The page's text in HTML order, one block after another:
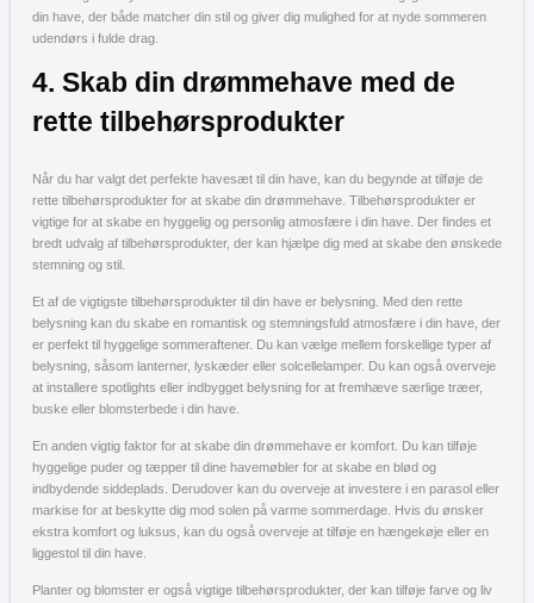
din have, der både matcher din stil og giver dig mulighed for at nyde sommeren
udendørs i fulde drag.
4. Skab din drømmehave med de
rette tilbehørsprodukter
Når du har valgt det perfekte havesæt til din have, kan du begynde at tilføje de
rette tilbehørsprodukter for at skabe din drømmehave. Tilbehørsprodukter er
vigtige for at skabe en hyggelig og personlig atmosfære i din have. Der findes et
bredt udvalg af tilbehørsprodukter, der kan hjælpe dig med at skabe den ønskede
stemning og stil.
Et af de vigtigste tilbehørsprodukter til din have er belysning. Med den rette
belysning kan du skabe en romantisk og stemningsfuld atmosfære i din have, der
er perfekt til hyggelige sommeraftener. Du kan vælge mellem forskellige typer af
belysning, såsom lanterner, lyskæder eller solcellelamper. Du kan også overveje
at installere spotlights eller indbygget belysning for at fremhæve særlige træer,
buske eller blomsterbede i din have.
En anden vigtig faktor for at skabe din drømmehave er komfort. Du kan tilføje
hyggelige puder og tæpper til dine havemøbler for at skabe en blød og
indbydende siddeplads. Derudover kan du overveje at investere i en parasol eller
markise for at beskytte dig mod solen på varme sommerdage. Hvis du ønsker
ekstra komfort og luksus, kan du også overveje at tilføje en hængekøje eller en
liggestol til din have.
Planter og blomster er også vigtige tilbehørsprodukter, der kan tilføje farve og liv